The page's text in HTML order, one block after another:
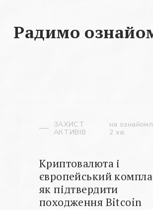
Радимо
ЗАХИСТ
АКТИВІВ
на
2 хв.
Криптовалюта і
європейський
як підтвердити
походження Bitcoin